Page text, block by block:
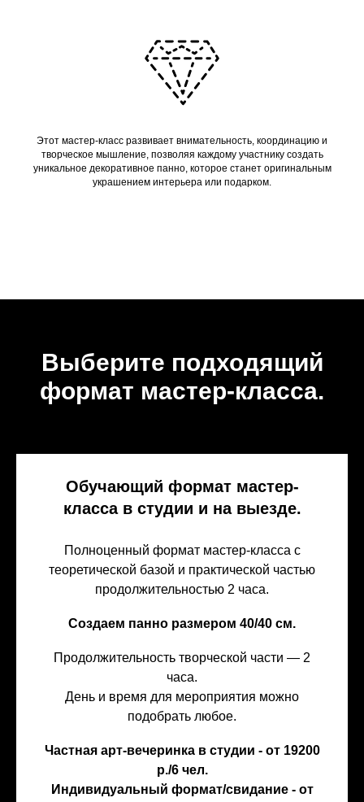
Этот мастер-класс развивает внимательность, координацию и
творческое мышление, позволяя каждому участнику создать
уникальное декоративное панно, которое станет оригинальным
украшением интерьера или подарком.
Выберите подходящий
формат мастер-класса.
Обучающий формат мастер-
класса в студии и на выезде.
Полноценный формат мастер-класса с
теоретической базой и практической частью
продолжительностью 2 часа.
Создаем панно размером 40/40 см.
Продолжительность творческой части — 2
часа.
День и время для мероприятия можно
подобрать любое.
Частная арт-вечеринка в студии - от 19200
р./6 чел.
Индивидуальный формат/свидание - от